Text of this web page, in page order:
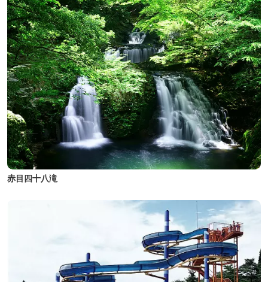
赤目四十八滝